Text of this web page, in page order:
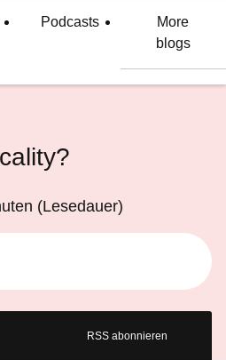
Podcasts
More
blogs
(Lesedauer)
RSS abonnieren